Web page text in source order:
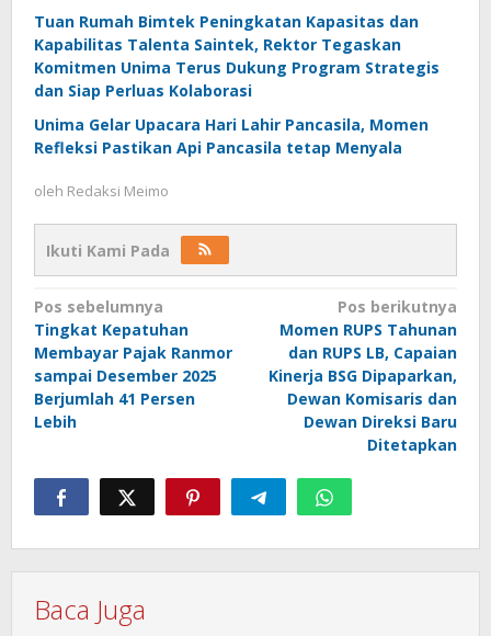
Tuan Rumah Bimtek Peningkatan Kapasitas dan
Kapabilitas Talenta Saintek, Rektor Tegaskan
Komitmen Unima Terus Dukung Program Strategis
dan Siap Perluas Kolaborasi
Unima Gelar Upacara Hari Lahir Pancasila, Momen
Refleksi Pastikan Api Pancasila tetap Menyala
oleh Redaksi Meimo
Ikuti Kami Pada
Navigasi
pos
Pos sebelumnya
Tingkat Kepatuhan
Membayar Pajak Ranmor
sampai Desember 2025
Berjumlah 41 Persen
Lebih
Pos berikutnya
Momen RUPS Tahunan
dan RUPS LB, Capaian
Kinerja BSG Dipaparkan,
Dewan Komisaris dan
Dewan Direksi Baru
Ditetapkan
Baca Juga